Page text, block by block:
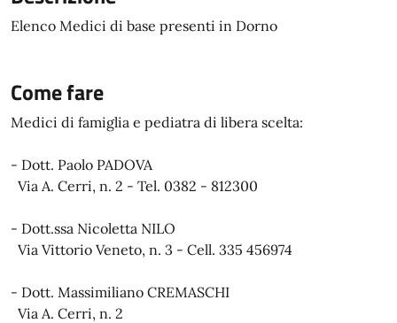
Elenco Medici di base presenti in Dorno
Come fare
Medici di famiglia e pediatra di libera scelta:
- Dott. Paolo PADOVA
Via A. Cerri, n. 2 - Tel. 0382 - 812300
- Dott.ssa Nicoletta NILO
Via Vittorio Veneto, n. 3 - Cell. 335 456974
- Dott. Massimiliano CREMASCHI
Via A. Cerri, n. 2